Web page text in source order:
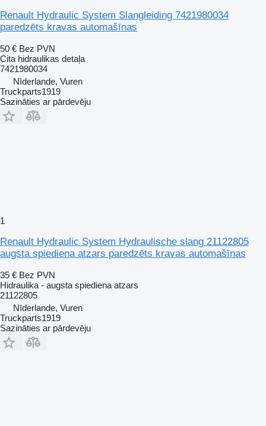
Renault Hydraulic System Slangleiding 7421980034
paredzēts kravas automašīnas
50 € Bez PVN
Cita hidraulikas detaļa
7421980034
Nīderlande, Vuren
Truckparts1919
Sazināties ar pārdevēju
1
Renault Hydraulic System Hydraulische slang 21122805
augsta spiediena atzars paredzēts kravas automašīnas
35 € Bez PVN
Hidraulika - augsta spiediena atzars
21122805
Nīderlande, Vuren
Truckparts1919
Sazināties ar pārdevēju